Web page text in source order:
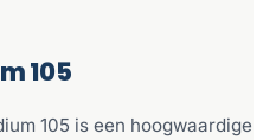
105
105 is een hoogwaardige